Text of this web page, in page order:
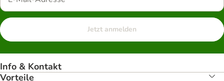
Jetzt anmelden
Info & Kontakt
Vorteile